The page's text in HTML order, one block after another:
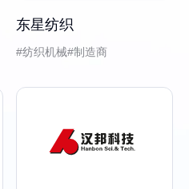
东星纺织
纺织机械 制造商